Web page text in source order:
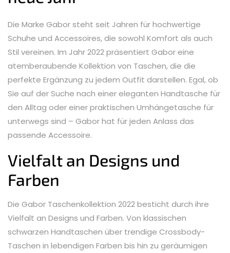
Die Marke Gabor steht seit Jahren für hochwertige
Schuhe und Accessoires, die sowohl Komfort als auch
Stil vereinen. Im Jahr 2022 präsentiert Gabor eine
atemberaubende Kollektion von Taschen, die die
perfekte Ergänzung zu jedem Outfit darstellen. Egal, ob
Sie auf der Suche nach einer eleganten Handtasche für
den Alltag oder einer praktischen Umhängetasche für
unterwegs sind – Gabor hat für jeden Anlass das
passende Accessoire.
Vielfalt an Designs und
Farben
Die Gabor Taschenkollektion 2022 besticht durch ihre
Vielfalt an Designs und Farben. Von klassischen
schwarzen Handtaschen über trendige Crossbody-
Taschen in lebendigen Farben bis hin zu geräumigen